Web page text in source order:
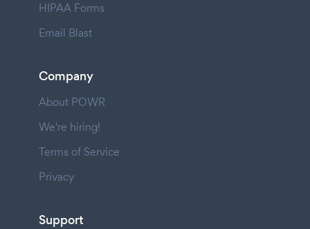
HIPAA Forms
Email Blast
Company
About POWR
We're hiring!
Terms of Service
Privacy
Support